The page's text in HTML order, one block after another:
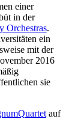
einer
in der
Orchestras.
ein
mit der
2016
sie
auf